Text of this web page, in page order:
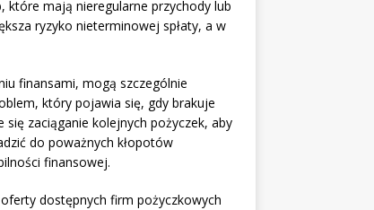
które mają nieregularne przychody lub
ryzyko nieterminowej spłaty, a w
finansami, mogą szczególnie
który pojawia się, gdy brakuje
zaciąganie kolejnych pożyczek, aby
do poważnych kłopotów
finansowej.
dostępnych firm pożyczkowych